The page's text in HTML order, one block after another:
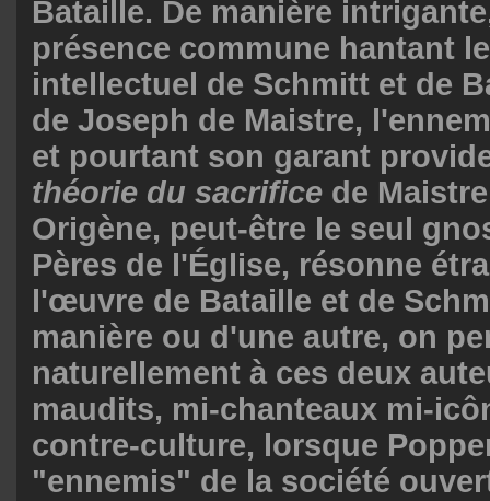
Bataille. De manière
présence commune hantant
intellectuel de Schmitt et de
de Joseph de Maistre,
et pourtant son garant
théorie du sacrifice de
Origène, peut-être le seul
Pères de l'Église, résonne
l'œuvre de Bataille et de
manière ou d'une autre, on
naturellement à ces deux
maudits, mi-chanteaux mi-
contre-culture, lorsque
"ennemis" de la société